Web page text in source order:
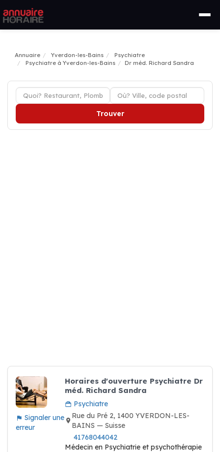
Annuaire Yverdon-les-Bains
Psychiatre
Psychiatre à Yverdon-les-Bains
Dr méd. Richard Sandra
Trouver
Signaler une
erreur
Horaires d'ouverture Psychiatre Dr
méd. Richard Sandra
Psychiatre
Rue du Pré 2, 1400 YVERDON-LES-
BAINS — Suisse
41768044042
Médecin en Psychiatrie et psychothérapie